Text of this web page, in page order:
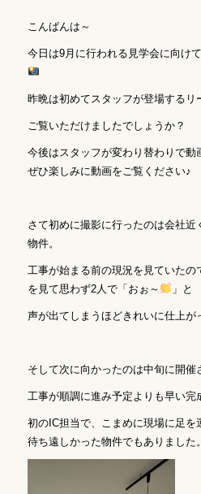
こんばんは～
今日は9月に行われる見学会に向け
昨晩は初めてスタッフが登場するリ
ご覧いただけましたでしょうか？
今後はスタッフが変わり替わりで
ぜひ楽しみに動画をご覧ください♪
さて初めに撮影に行ったのは会社
物件。
工事が始まる前の現況を見ていたの
を見て思わず2人で「おぉ～
」と
声が出てしまうほどきれいに仕上が
そして次に向かったのは中旬に開催
工事が順調に進み予定よりも早い完
初のIC担当で、こまめに現場に足を
待ち遠しかった物件でもありました。